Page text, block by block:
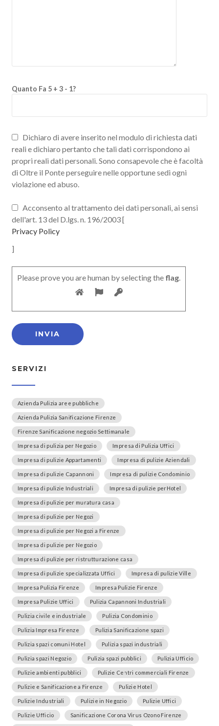
Quanto Fa 5 + 3 - 1?
Dichiaro di avere inserito nel modulo di richiesta dati
reali e dichiaro pertanto che tali dati corrispondono ai
propri reali dati personali. Sono consapevole che è facoltà
di Oltre il Ponte perseguire nelle opportune sedi ogni
violazione ed abuso.
Acconsento al trattamento dei dati personali, ai sensi
dell'art. 13 del D.lgs. n. 196/2003 [
Privacy Policy
]
Please prove you are human by selecting the flag.
SERVIZI
Azienda Pulizia aree pubbliche
Azienda Pulizia Sanificazione Firenze
Firenze Sanificazione negozio Settimanale
Impresa di pulizia per Negozio Impresa di Pulizia Uffici
Impresa di pulizie Appartamenti Impresa di pulizie Aziendali
Impresa di pulizie Capannoni Impresa di pulizie Condominio
Impresa di pulizie Industriali Impresa di pulizie perHotel
Impresa di pulizie per muratura casa
Impresa di pulizie per Negozi
Impresa di pulizie per Negozi a Firenze
Impresa di pulizie per Negozio
Impresa di pulizie per ristrutturazione casa
Impresa di pulizie specializzata Uffici Impresa di pulizie Ville
Impresa Pulizia Firenze Impresa Pulizie Firenze
Impresa Pulizie Uffici Pulizia Capannoni Industriali
Pulizia civile e industriale Pulizia Condominio
Pulizia Impresa Firenze Pulizia Sanificazione spazi
Pulizia spazi comuni Hotel Pulizia spazi industriali
Pulizia spazi Negozio Pulizia spazi pubblici Pulizia Ufficio
Pulizie ambienti pubblici Pulizie Centri commerciali Firenze
Pulizie e Sanificazione a Firenze Pulizie Hotel
Pulizie Industriali Pulizie in Negozio Pulizie Uffici
Pulizie Ufficio Sanificazione Corona Virus Ozono Firenze